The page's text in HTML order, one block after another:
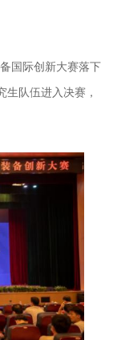
国际创新大赛落下
生队伍进入决赛，